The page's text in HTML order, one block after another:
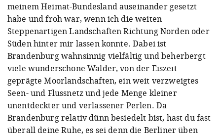
meinem Heimat-Bundesland auseinander gesetzt
habe und froh war, wenn ich die weiten
Steppenartigen Landschaften Richtung Norden oder
Süden hinter mir lassen konnte. Dabei ist
Brandenburg wahnsinnig vielfältig und beherbergt
viele wunderschöne Wälder, von der Eiszeit
geprägte Moorlandschaften, ein weit verzweigtes
Seen- und Flussnetz und jede Menge kleiner
unentdeckter und verlassener Perlen. Da
Brandenburg relativ dünn besiedelt bist, hast du fast
überall deine Ruhe, es sei denn die Berliner üben